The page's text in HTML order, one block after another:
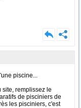
piscine...
remplissez le
de pisciniers de
les pisciniers, c'est